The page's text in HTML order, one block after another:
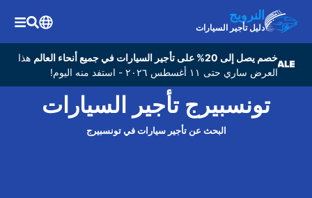
النرويج
دليل تأجير السيارات
خصم يصل إلى 20% على تأجير السيارات في جميع أنحاء العالم
هذا
العرض ساري حتى ١١ أغسطس ٢٠٢٦ - استفد منه اليوم!
تونسبيرج تأجير السيارات
البحث عن تأجير سيارات في تونسبيرج